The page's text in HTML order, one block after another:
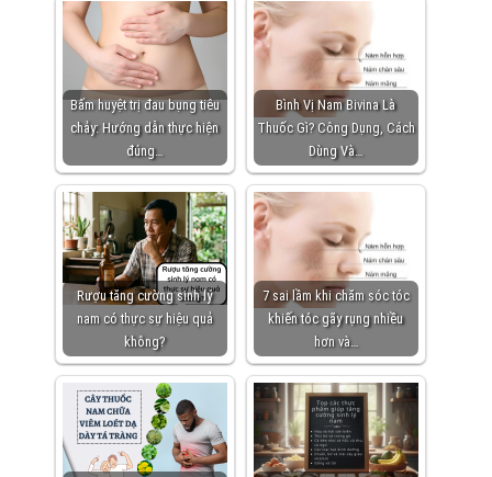
Bấm huyệt trị đau bụng tiêu
chảy: Hướng dẫn thực hiện
đúng…
Bình Vị Nam Bivina Là
Thuốc Gì? Công Dụng, Cách
Dùng Và…
Rượu tăng cường sinh lý
nam có thực sự hiệu quả
không?
7 sai lầm khi chăm sóc tóc
khiến tóc gãy rụng nhiều
hơn và…